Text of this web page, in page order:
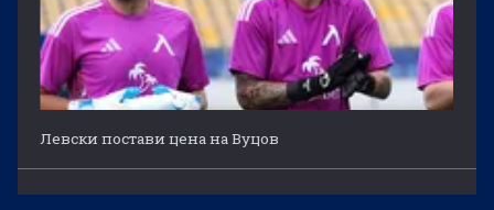
Левски постави цена на Вуцов